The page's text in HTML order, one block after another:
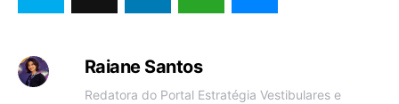
Raiane Santos
Redatora do Portal Estratégia Vestibulares e